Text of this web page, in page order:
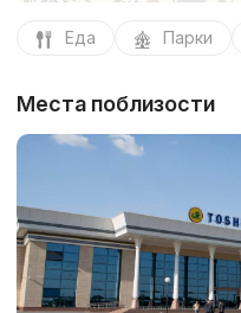
Еда Парки
Места поблизости